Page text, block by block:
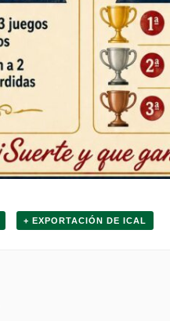
+ EXPORTACIÓN DE ICAL